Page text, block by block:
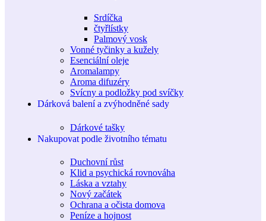
Srdíčka
čtyřlístky
Palmový vosk
Vonné tyčinky a kužely
Esenciální oleje
Aromalampy
Aroma difuzéry
Svícny a podložky pod svíčky
Dárková balení a zvýhodněné sady
Dárkové tašky
Nakupovat podle životního tématu
Duchovní růst
Klid a psychická rovnováha
Láska a vztahy
Nový začátek
Ochrana a očista domova
Peníze a hojnost